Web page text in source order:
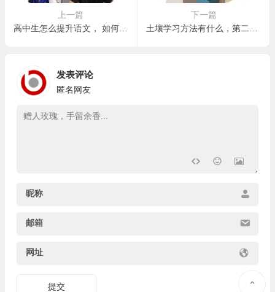
上一篇
高中生怎么提升语文， 如何高效利用课外时间提升高中语文能力
下一篇
发表评论
匿名网友
昵称
邮箱
网址
提交